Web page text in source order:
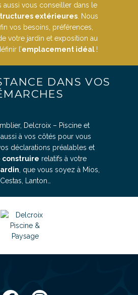
aussi vous conseiller dans le
extérieures. Nous
vos besoins, préférences,
votre jardin et exposition au
l’emplacement idéal !
DANS VOS
Delcroix – Piscine et
aussi à vos côtés pour vous
déclarations préalables et
construire relatifs à votre
, que vous soyez à Mios,
Cestas, Lanton…